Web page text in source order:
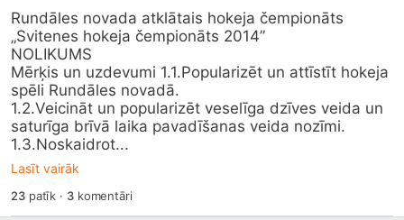
Rundāles novada atklātais hokeja čempionāts
„Svitenes hokeja čempionāts 2014”
NOLIKUMS
Mērķis un uzdevumi 1.1.Popularizēt un attīstīt hokeja
spēli Rundāles novadā.
1.2.Veicināt un popularizēt veselīga dzīves veida un
saturīga brīvā laika pavadīšanas veida nozīmi.
1.3.Noskaidrot...
Lasīt vairāk
23patīk · 3komentāri